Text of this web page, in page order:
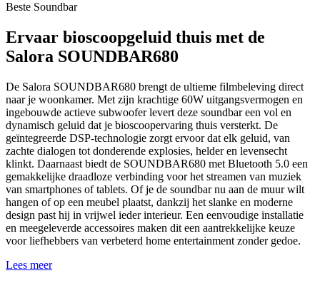
Beste Soundbar
Ervaar bioscoopgeluid thuis met de
Salora SOUNDBAR680
De Salora SOUNDBAR680 brengt de ultieme filmbeleving direct
naar je woonkamer. Met zijn krachtige 60W uitgangsvermogen en
ingebouwde actieve subwoofer levert deze soundbar een vol en
dynamisch geluid dat je bioscoopervaring thuis versterkt. De
geïntegreerde DSP-technologie zorgt ervoor dat elk geluid, van
zachte dialogen tot donderende explosies, helder en levensecht
klinkt. Daarnaast biedt de SOUNDBAR680 met Bluetooth 5.0 een
gemakkelijke draadloze verbinding voor het streamen van muziek
van smartphones of tablets. Of je de soundbar nu aan de muur wilt
hangen of op een meubel plaatst, dankzij het slanke en moderne
design past hij in vrijwel ieder interieur. Een eenvoudige installatie
en meegeleverde accessoires maken dit een aantrekkelijke keuze
voor liefhebbers van verbeterd home entertainment zonder gedoe.
Lees meer